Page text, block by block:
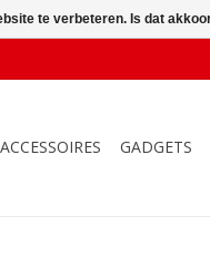
ACCESSOIRES GADGETS
te verbeteren. Is dat